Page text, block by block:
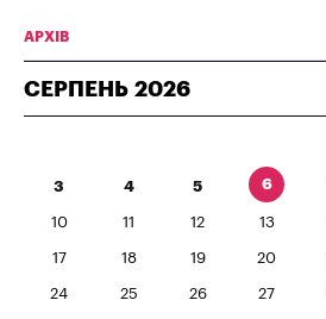
АРХІВ
СЕРПЕНЬ 2026
3 4 5 6
10 11 12 13
17 18 19 20
24 25 26 27